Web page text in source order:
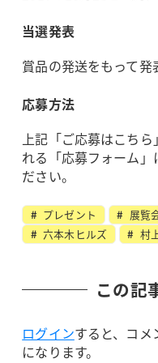
当選発表
賞品の発送をもって発
応募方法
上記「ご応募はこち
れる「応募フォーム
ださい。
プレゼント 展覧
六本木ヒルズ
村
この記
ログインすると、コメ
になります。